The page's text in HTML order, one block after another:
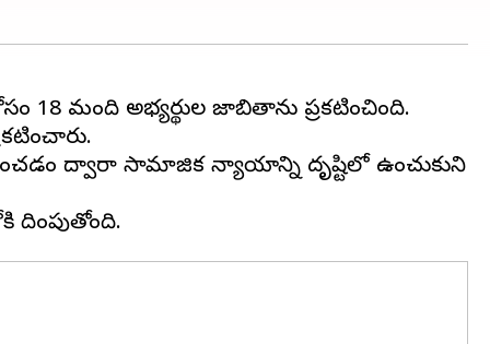
18 మంది అభ్యర్థుల జాబితాను ప్రకటించింది.
ద్వారా సామాజిక న్యాయాన్ని దృష్టిలో ఉంచుకుని